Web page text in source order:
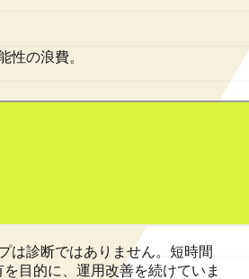
性の浪費。
は診断ではありません。短時間
目的に、運用改善を続けていま